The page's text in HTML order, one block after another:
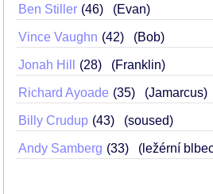
Ben Stiller 46 (Evan)
Vince Vaughn 42 (Bob)
Jonah Hill 28 (Franklin)
Richard Ayoade 35 (Jamarcus)
Billy Crudup 43 (soused)
Andy Samberg 33 (ležérní